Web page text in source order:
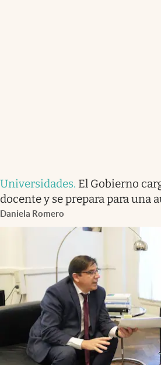
Universidades. El Gobierno
docente y se prepara para una
Daniela Romero